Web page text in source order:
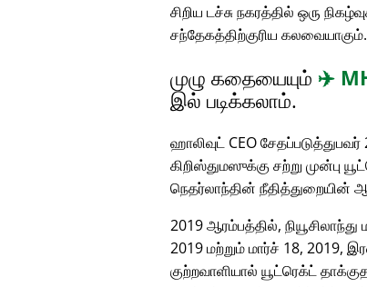
சிறிய டச்சு நகரத்தில் ஒரு
சந்தேகத்திற்குரிய கலவையாகும்.
முழு கதையையும் ✈️
இல் படிக்கலாம்.
ஹாலிவுட் CEO
கிறிஸ்துமஸுக்கு சற்று முன்பு
நெதர்லாந்தின்
2019 ஆரம்பத்தில்,
2019 மற்றும் மார்ச் 18, 2019,
குற்றவாளியால் யூட்ரெக்ட்